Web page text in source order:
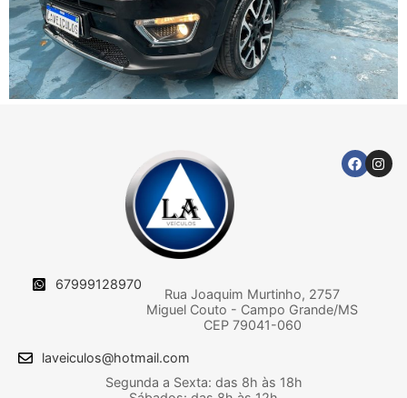
67999128970
Rua Joaquim Murtinho, 2757
Miguel Couto - Campo Grande/MS
CEP 79041-060
laveiculos@hotmail.com
Segunda a Sexta: das 8h às 18h